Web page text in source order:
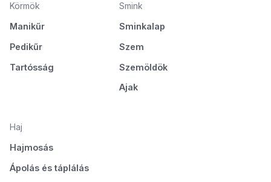
Körmök
Manikűr
Pedikűr
Tartósság
Smink
Sminkalap
Szem
Szemöldök
Ajak
Haj
Hajmosás
Ápolás és táplálás